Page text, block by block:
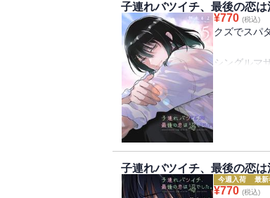
子連れバツイチ、最後の恋は
¥770 (税込)
クズでスパ
シングルマ
忙しな毎日
子連れバツイチ、最後の恋は
今週入荷 最新
¥770 (税込)